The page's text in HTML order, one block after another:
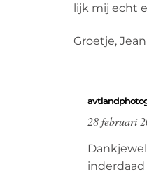
lijk mij echt
Groetje,
28 februari